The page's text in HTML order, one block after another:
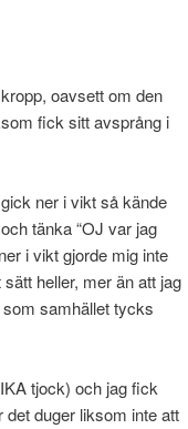
oavsett om den
fick sitt avsprång i
ner i vikt så kände
tänka “OJ var jag
i vikt gjorde mig inte
heller, mer än att jag
samhället tycks
tjock) och jag fick
det duger liksom inte att